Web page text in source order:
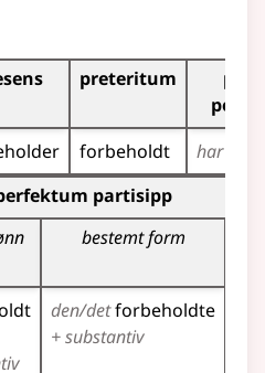
verbet preteritum
forbeholdt har
verbet (partisippformer)
partisipp
bestemt form
den/detforbeholdte
+ substantiv